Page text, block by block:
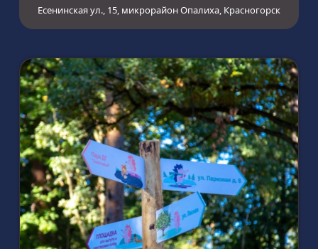
Есенинская ул., 15, микрорайон Опалиха, Красногорск